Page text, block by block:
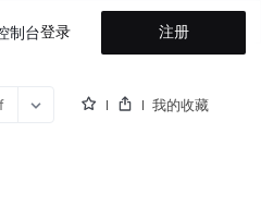
制台登录 注册
我的收藏